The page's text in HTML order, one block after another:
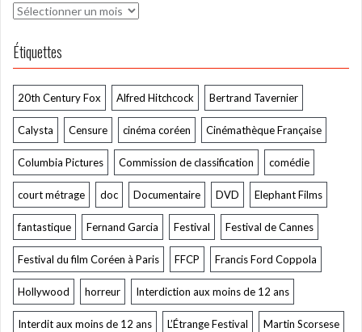
Archives
Étiquettes
20th Century Fox Alfred Hitchcock Bertrand Tavernier
Calysta Censure cinéma coréen Cinémathèque Française
Columbia Pictures Commission de classification comédie
court métrage doc Documentaire DVD Elephant Films
fantastique Fernand Garcia Festival Festival de Cannes
Festival du film Coréen à Paris FFCP Francis Ford Coppola
Hollywood horreur Interdiction aux moins de 12 ans
Interdit aux moins de 12 ans L’Étrange Festival Martin Scorsese